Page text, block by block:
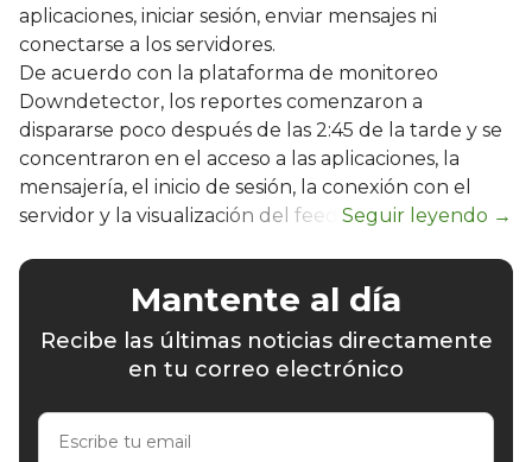
aplicaciones, iniciar sesión, enviar mensajes ni
conectarse a los servidores.
De acuerdo con la plataforma de monitoreo
Downdetector, los reportes comenzaron a
dispararse poco después de las 2:45 de la tarde y se
concentraron en el acceso a las aplicaciones, la
mensajería, el inicio de sesión, la conexión con el
servidor y la visualización del feed.
Mantente al día
Recibe las últimas noticias directamente
en tu correo electrónico
Escribe